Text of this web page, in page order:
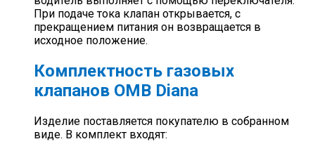
При подаче тока клапан открывается, с
прекращением питания он возвращается в
исходное положение.
Комплектность газовых
клапанов OMB Diana
Изделие поставляется покупателю в собранном
виде. В комплект входят: